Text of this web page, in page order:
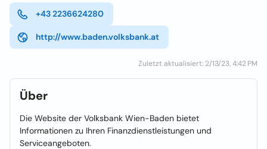
+43 2236624280
http://www.baden.volksbank.at
Zuletzt aktualisiert: 2/13/23, 4:42 PM
Über
Die Website der Volksbank Wien-Baden bietet
Informationen zu Ihren Finanzdienstleistungen und
Serviceangeboten.